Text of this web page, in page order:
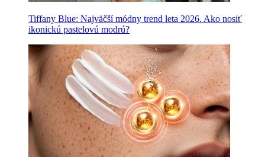
Tiffany Blue: Najväčší módny trend leta 2026. Ako nosiť
ikonickú pastelovú modrú?